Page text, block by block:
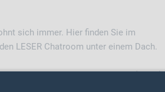
sich immer. Hier finden Sie im
LESER Chatroom unter einem Dach.
Authorized Repair Center (LARC).